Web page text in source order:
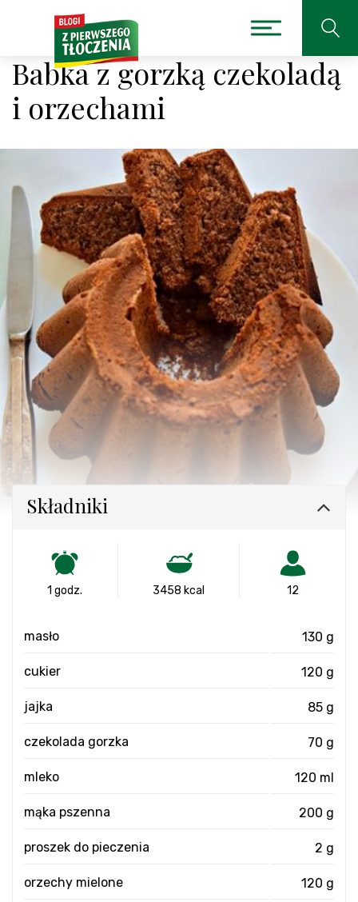
Babka z gorzką czekoladą
i orzechami
Składniki
1 godz. 3458 kcal 12
masło 130 g
cukier 120 g
jajka 85 g
czekolada gorzka 70 g
mleko 120 ml
mąka pszenna 200 g
proszek do pieczenia 2 g
orzechy mielone 120 g